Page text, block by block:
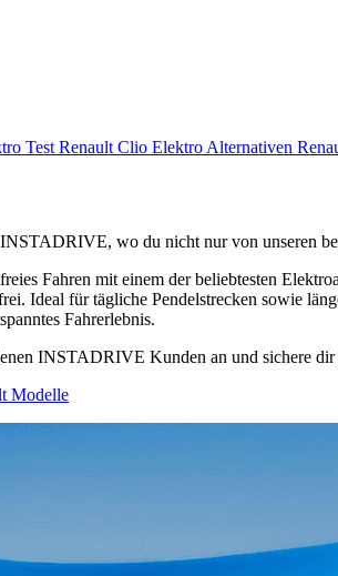
Test Renault Clio Elektro Alternativen
wo du nicht nur von unseren
Fahren mit einem der beliebtesten
Ideal für tägliche Pendelstrecken sowie
Fahrerlebnis.
INSTADRIVE Kunden an und sichere dir
Modelle